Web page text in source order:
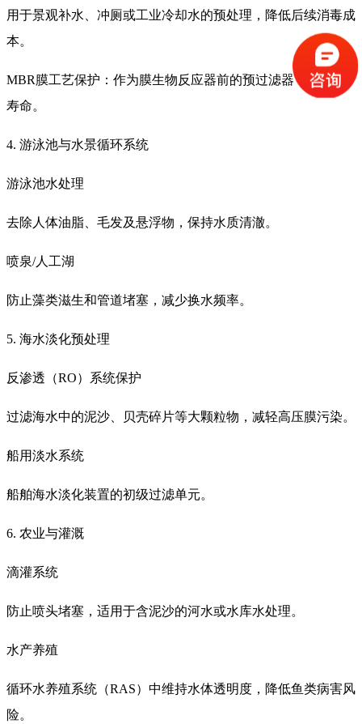
用于景观补水、冲厕或工业冷却水的预处理，降低后续消毒成
本。
MBR膜工艺保护：作为膜生物反应器前的预过滤器，延长膜
寿命。
4. 游泳池与水景循环系统
游泳池水处理
去除人体油脂、毛发及悬浮物，保持水质清澈。
喷泉/人工湖
防止藻类滋生和管道堵塞，减少换水频率。
5. 海水淡化预处理
反渗透（RO）系统保护
过滤海水中的泥沙、贝壳碎片等大颗粒物，减轻高压膜污染。
船用淡水系统
船舶海水淡化装置的初级过滤单元。
6. 农业与灌溉
滴灌系统
防止喷头堵塞，适用于含泥沙的河水或水库水处理。
水产养殖
循环水养殖系统（RAS）中维持水体透明度，降低鱼类病害风
险。